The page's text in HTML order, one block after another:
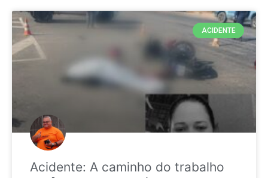
ACIDENTE
Acidente: A caminho do trabalho